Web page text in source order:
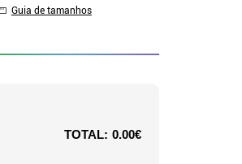
Guia de tamanhos
TOTAL: 0.00€